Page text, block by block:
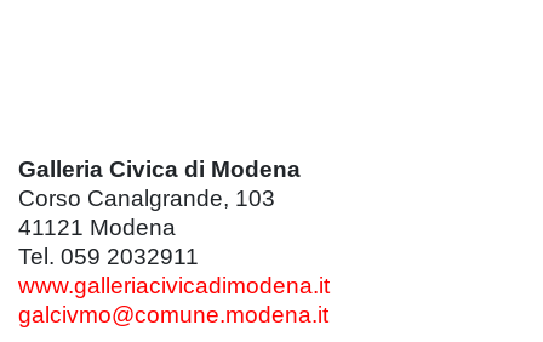
Galleria Civica di Modena
Corso Canalgrande, 103
41121 Modena
Tel. 059 2032911
www.galleriacivicadimodena.it
galcivmo@comune.modena.it